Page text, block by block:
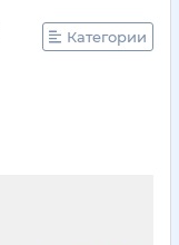
Категории